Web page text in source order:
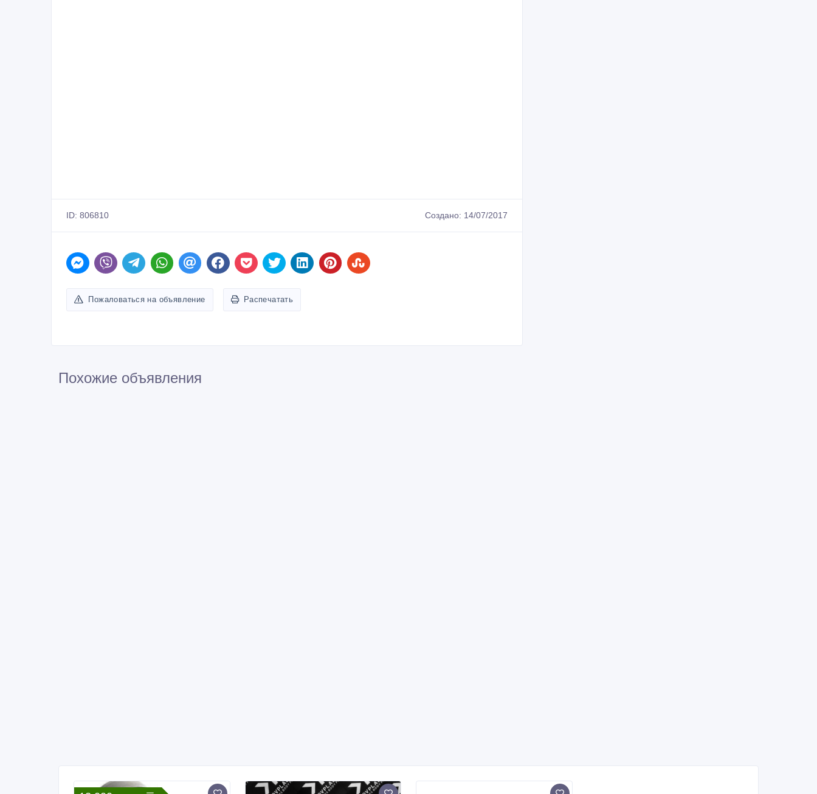
ID: 806810 Создано: 14/07/2017
Пожаловаться на объявление Распечатать
Похожие объявления